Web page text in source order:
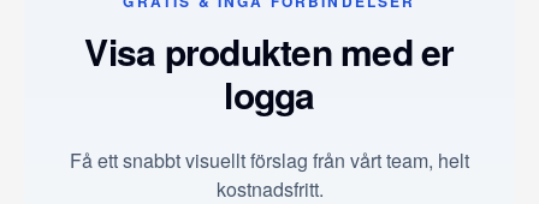
Visa produkten med er
logga
Få ett snabbt visuellt förslag från vårt team, helt
kostnadsfritt.